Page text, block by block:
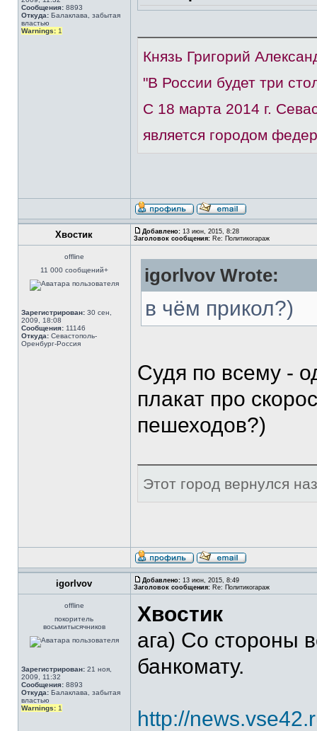
Сообщения: 8893
Откуда: Балаклава, забытая
властью
Warnings: 1
Князь Григорий
"В России будет три
С 18 марта 2014 г.
является городом
Хвостик Добавлено: 13 июн, 2015, 8:28
Заголовок сообщения: Re: Политикогараж
offline
11 000 сообщений+
Зарегистрирован: 30 сен,
2009, 18:08
Сообщения: 11146
Откуда: Севастополь-
Оренбург-Россия
igorlvov Wrote:
в чём прикол?)
Судя по всему -
плакат про
пешеходов?)
Этот город вернулся
igorlvov Добавлено: 13 июн, 2015, 8:49
Заголовок сообщения: Re: Политикогараж
offline
покоритель
восьмитысячников
Зарегистрирован: 21 ноя,
2009, 11:32
Сообщения: 8893
Откуда: Балаклава, забытая
властью
Warnings: 1
Хвостик
ага) Со стороны
банкомату.
http://